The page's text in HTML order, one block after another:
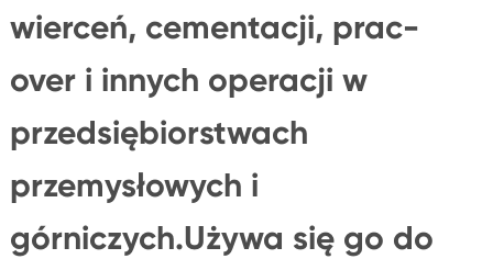
wierceń, cementacji, prac-
over i innych operacji w
przedsiębiorstwach
przemysłowych i
górniczych.Używa się go do